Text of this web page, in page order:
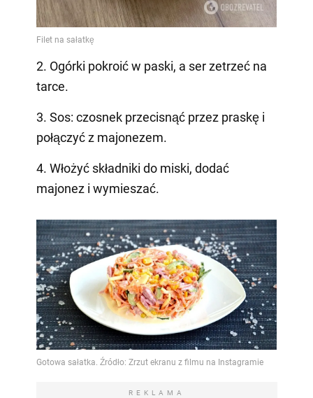
2. Ogórki pokroić w paski, a ser zetrzeć na
tarce.
3. Sos: czosnek przecisnąć przez praskę i
połączyć z majonezem.
4. Włożyć składniki do miski, dodać
majonez i wymieszać.
REKLAMA